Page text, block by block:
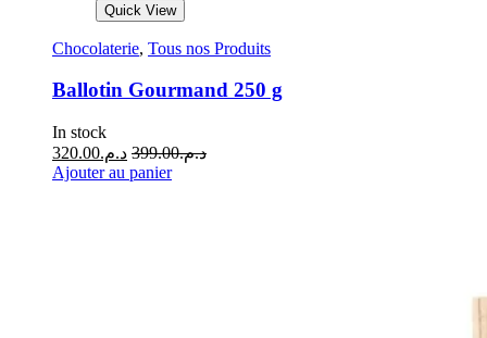
Quick View
Chocolaterie, Tous nos Produits
Ballotin Gourmand 250 g
In stock
د.م.320.00 د.م.399.00
Ajouter au panier